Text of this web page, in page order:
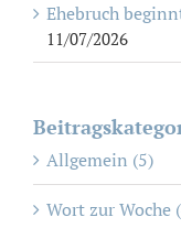
Ehebruch
11/07/2026
Allgemein (5)
Wort zur Woche